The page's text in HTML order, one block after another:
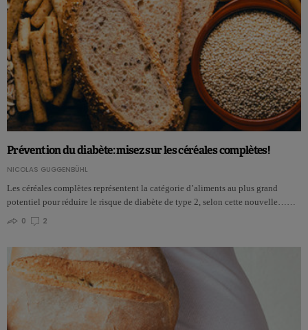
Prévention du diabète: misez sur les céréales complètes!
NICOLAS GUGGENBÜHL
Les céréales complètes représentent la catégorie d’aliments au plus grand
potentiel pour réduire le risque de diabète de type 2, selon cette nouvelle……
0
2